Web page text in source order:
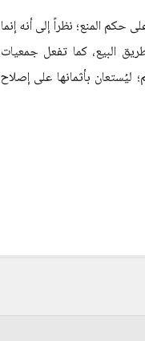
حكم المنع؛ نظراً إلى أنه إنما
البيع، كما تفعل جمعيات
بأثمانها على إصلاح